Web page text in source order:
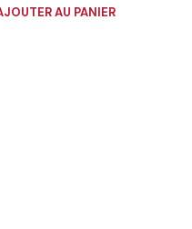
AU PANIER